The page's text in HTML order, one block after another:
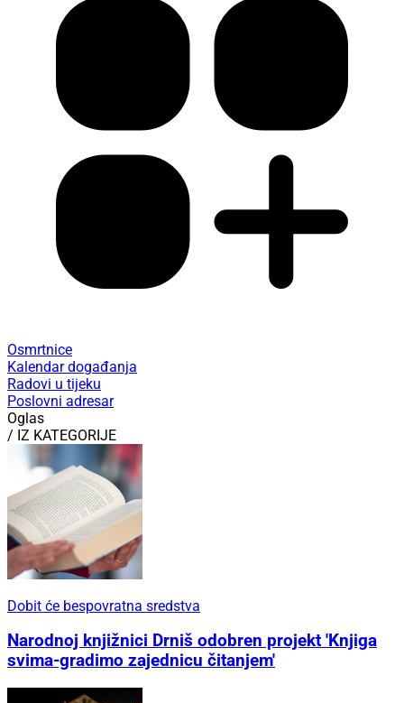
Osmrtnice
Kalendar događanja
Radovi u tijeku
Poslovni adresar
Oglas
/ IZ KATEGORIJE
Dobit će bespovratna sredstva
Narodnoj knjižnici Drniš odobren projekt 'Knjiga
svima-gradimo zajednicu čitanjem'